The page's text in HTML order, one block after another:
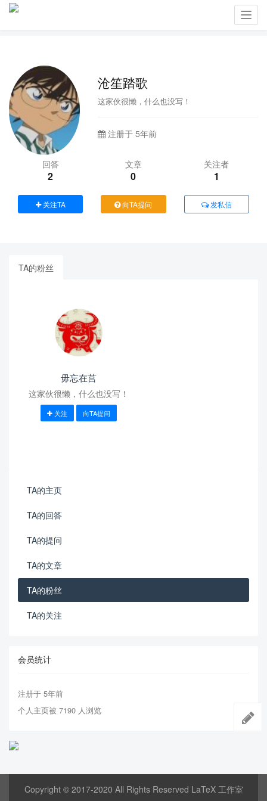
沧笙踏歌
这家伙很懒，什么也没写！
注册于 5年前
回答
2
文章
0
关注者
1
关注TA 向TA提问 发私信
TA的粉丝
毋忘在莒
这家伙很懒，什么也没写！
关注 向TA提问
TA的主页
TA的回答
TA的提问
TA的文章
TA的粉丝
TA的关注
会员统计
注册于 5年前
个人主页被 7190 人浏览
Copyright © 2017-2020 All Rights Reserved LaTeX 工作室